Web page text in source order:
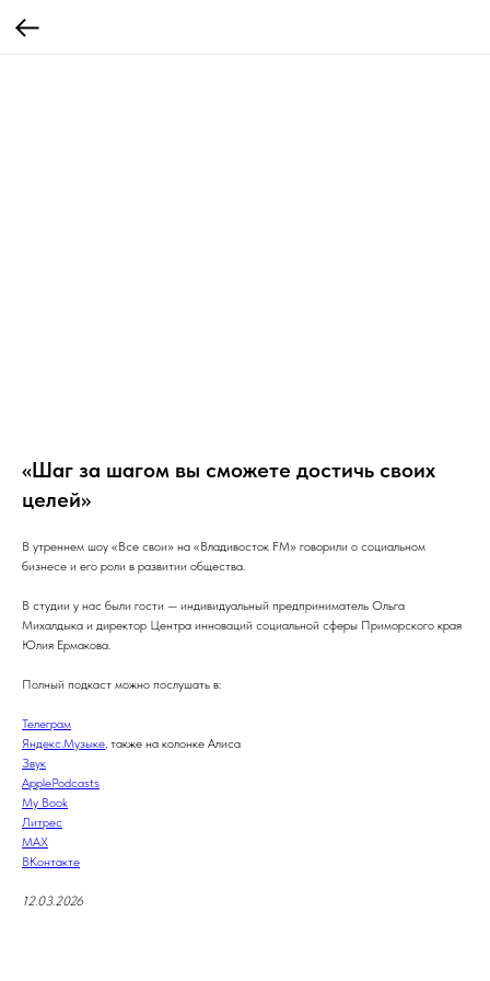
«Шаг за шагом вы сможете достичь своих
целей»
В утреннем шоу «Все свои» на «Владивосток FM» говорили о социальном
бизнесе и его роли в развитии общества.
В студии у нас были гости — индивидуальный предприниматель Ольга
Михалдыка и директор Центра инноваций социальной сферы Приморского края
Юлия Ермакова.
Полный подкаст можно послушать в:
Телеграм
Яндекс.Музыке, также на колонке Алиса
Звук
ApplePodcasts
My Book
Литрес
MAX
ВКонтакте
12.03.2026